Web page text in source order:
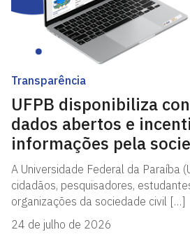
Transparência
UFPB disponibiliza
dados abertos e
informações pela
A Universidade Federal da Paraíba
cidadãos, pesquisadores,
organizações da sociedade civil […]
24 de julho de 2026